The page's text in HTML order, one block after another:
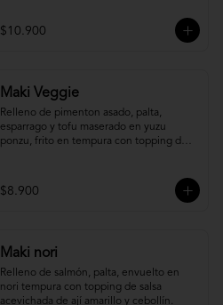
$10.900
Maki Veggie
Relleno de pimenton asado, palta,
esparrago y tofu maserado en yuzu
ponzu, frito en tempura con topping de
$8.900
Maki nori
Relleno de salmón, palta, envuelto en
nori tempura con topping de salsa
acevichada de ají amarillo y cebollín.